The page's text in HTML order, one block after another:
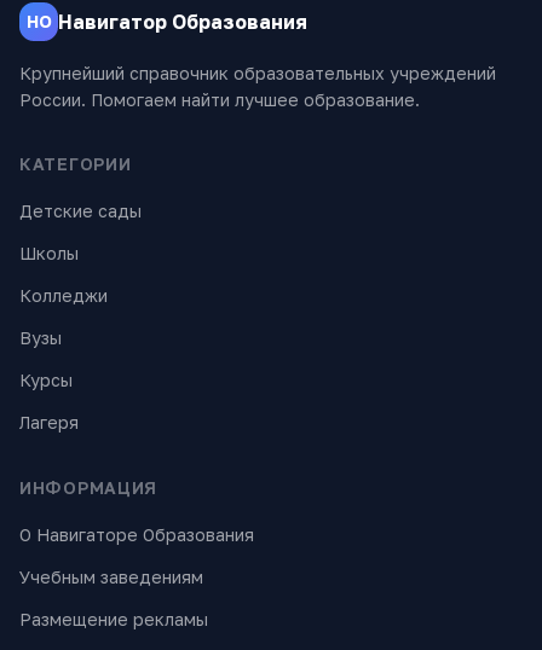
НО Навигатор Образования
Крупнейший справочник образовательных учреждений
России. Помогаем найти лучшее образование.
КАТЕГОРИИ
Детские сады
Школы
Колледжи
Вузы
Курсы
Лагеря
ИНФОРМАЦИЯ
О Навигаторе Образования
Учебным заведениям
Размещение рекламы